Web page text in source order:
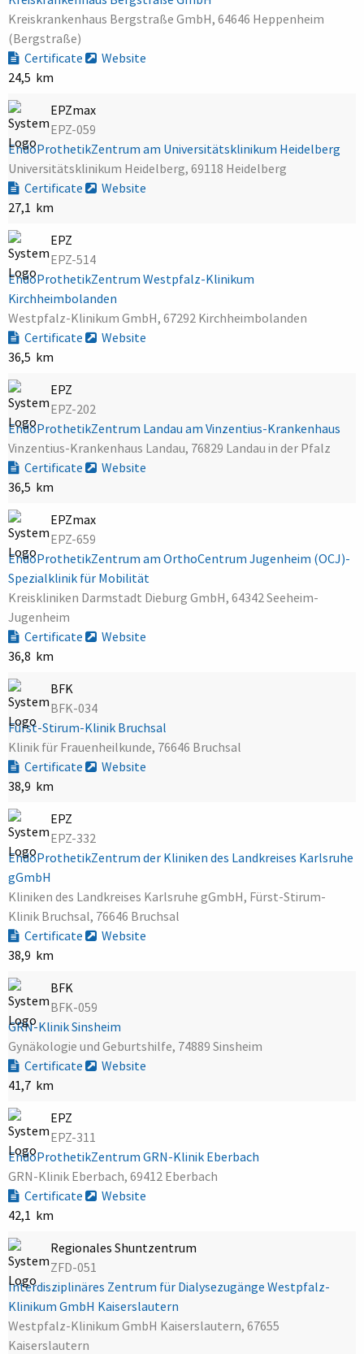
Kreiskrankenhaus Bergstraße GmbH, 64646 Heppenheim
(Bergstraße)
Certificate
Website
24,5 km
EPZmax
EPZ-059
EndoProthetikZentrum am Universitätsklinikum Heidelberg
Universitätsklinikum Heidelberg, 69118 Heidelberg
Certificate
Website
27,1 km
EPZ
EPZ-514
EndoProthetikZentrum Westpfalz-Klinikum
Kirchheimbolanden
Westpfalz-Klinikum GmbH, 67292 Kirchheimbolanden
Certificate
Website
36,5 km
EPZ
EPZ-202
EndoProthetikZentrum Landau am Vinzentius-Krankenhaus
Vinzentius-Krankenhaus Landau, 76829 Landau in der Pfalz
Certificate
Website
36,5 km
EPZmax
EPZ-659
EndoProthetikZentrum am OrthoCentrum Jugenheim (OCJ)-
Spezialklinik für Mobilität
Kreiskliniken Darmstadt Dieburg GmbH, 64342 Seeheim-
Jugenheim
Certificate
Website
36,8 km
BFK
BFK-034
Fürst-Stirum-Klinik Bruchsal
Klinik für Frauenheilkunde, 76646 Bruchsal
Certificate
Website
38,9 km
EPZ
EPZ-332
EndoProthetikZentrum der Kliniken des Landkreises Karlsruhe
gGmbH
Kliniken des Landkreises Karlsruhe gGmbH, Fürst-Stirum-
Klinik Bruchsal, 76646 Bruchsal
Certificate
Website
38,9 km
BFK
BFK-059
GRN-Klinik Sinsheim
Gynäkologie und Geburtshilfe, 74889 Sinsheim
Certificate
Website
41,7 km
EPZ
EPZ-311
EndoProthetikZentrum GRN-Klinik Eberbach
GRN-Klinik Eberbach, 69412 Eberbach
Certificate
Website
42,1 km
Regionales Shuntzentrum
ZFD-051
Interdisziplinäres Zentrum für Dialysezugänge Westpfalz-
Klinikum GmbH Kaiserslautern
Westpfalz-Klinikum GmbH Kaiserslautern, 67655
Kaiserslautern